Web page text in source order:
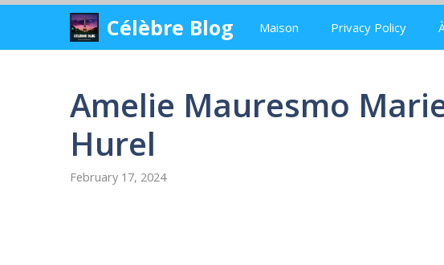
content
Célèbre Blog Maison Privacy Policy
Amelie Mauresmo
Hurel
February 17, 2024